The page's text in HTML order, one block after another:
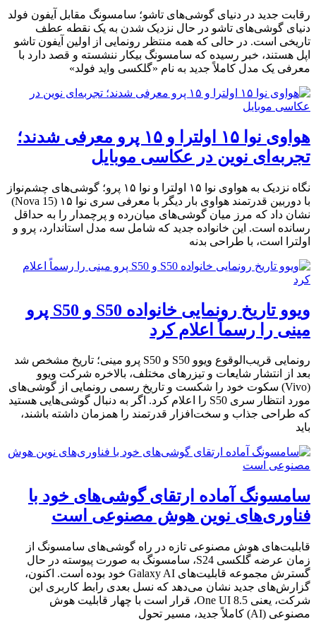
رقابت جدید در دنیای گوشی‌های تاشو؛ سامسونگ مقابل آیفون فولد
دنیای گوشی‌های تاشو در حال نزدیک شدن به یک نقطه عطف
تاریخی است. در حالی که همه منتظر رونمایی از اولین آیفون تاشو
اپل هستند، خبر رسیده که سامسونگ بیکار ننشسته و قصد دارد با
معرفی یک مدل کاملاً جدید به نام «گلکسی واید فولد»
هواوی نوا ۱۵ اولترا و ۱۵ پرو معرفی شدند؛
تجربه‌ای نوین در عکاسی موبایل
نگاه نزدیک به هواوی نوا ۱۵ اولترا و نوا ۱۵ پرو؛ گوشی‌های چشم‌نواز
با دوربین قدرتمند هواوی بار دیگر با معرفی سری نوا ۱۵ (Nova 15)
نشان داد که مرز میان گوشی‌های میان‌رده و پرچمدار را به حداقل
رسانده است. این خانواده جدید که شامل سه مدل استاندارد، پرو و
اولترا است، با طراحی بدنه
ویوو تاریخ رونمایی خانواده S50 و S50 پرو
مینی را رسماً اعلام کرد
رونمایی قریب‌الوقوع ویوو S50 و S50 پرو مینی؛ تاریخ مشخص شد
بعد از انتشار شایعات و تیزرهای مختلف، بالاخره شرکت ویوو
(Vivo) سکوت خود را شکست و تاریخ رسمی رونمایی از گوشی‌های
مورد انتظار سری S50 را اعلام کرد. اگر به دنبال گوشی‌هایی هستید
که طراحی جذاب و سخت‌افزار قدرتمند را همزمان داشته باشند،
باید
سامسونگ آماده ارتقای گوشی‌های خود با
فناوری‌های نوین هوش مصنوعی است
قابلیت‌های هوش مصنوعی تازه در راه گوشی‌های سامسونگ از
زمان عرضه گلکسی S24، سامسونگ به صورت پیوسته در حال
گسترش مجموعه قابلیت‌های Galaxy AI خود بوده است. اکنون،
گزارش‌های جدید نشان می‌دهد که نسل بعدی رابط کاربری این
شرکت، یعنی One UI 8.5، قرار است با چهار قابلیت هوش
مصنوعی (AI) کاملاً جدید، مسیر تحول